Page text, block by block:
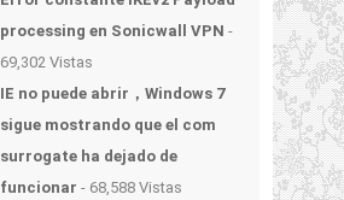
processing en Sonicwall VPN -
69,302 Vistas
IE no puede abrir，Windows 7
sigue mostrando que el com
surrogate ha dejado de
funcionar - 68,588 Vistas